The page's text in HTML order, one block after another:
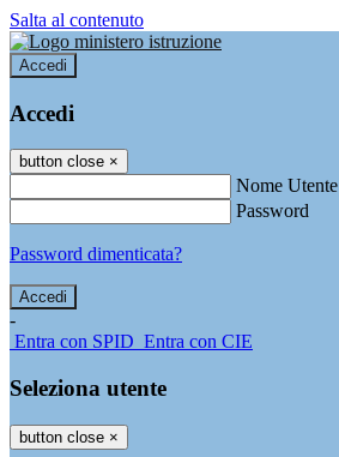
Salta al contenuto
Accedi
Accedi
button close ×
Nome Utente
Password
Password dimenticata?
-
Entra con SPID Entra con CIE
Seleziona utente
button close ×